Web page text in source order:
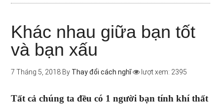
Khác nhau giữa bạn tốt
và bạn xấu
7 Tháng 5, 2018 By Thay đổi cách nghĩ lượt xem: 2395
Tất cả chúng ta đều có 1 người bạn tính khí thất